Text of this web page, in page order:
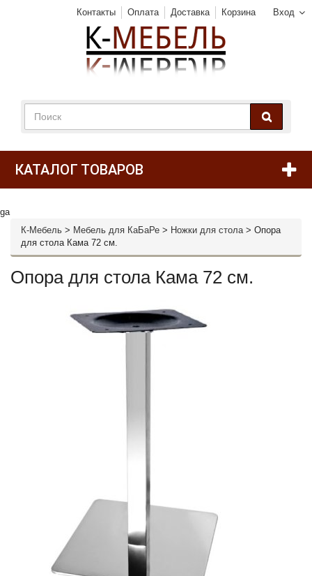
Вход
Контакты Оплата Доставка Корзина
КАТАЛОГ ТОВАРОВ
ga
К-Мебель > Мебель для КаБаРе > Ножки для стола> Опора
для стола Кама 72 см.
Опора для стола Кама 72 см.